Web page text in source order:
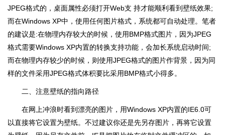
JPEG格式的，桌面属性必须打开Web支 持才能顺利看到壁纸效果;
而在Windows XP中，使用任何图片格式，系统都可自动处理。笔者
的建议是:在物理内存较大的时候，使用BMP格式图片，因为JPEG
格式需要Windows XP内置的转换支持功能，会加长系统启动时间;
而在物理内存较少的时候，则使用JPEG格式的图片作背景，因为同
样的文件采用JPEG格式体积要比采用BMP格式小得多。
二、注意壁纸的指向路径
在网上冲浪时看到漂亮的图片，用Windows XP内置的IE6.0可
以直接将它设置为壁纸。不过建议你还是先另存图片，再将它设置